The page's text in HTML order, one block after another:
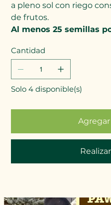
a pleno sol con riego
de frutos.
Al menos 25 semillas
Cantidad
Solo 4 disponible(s)